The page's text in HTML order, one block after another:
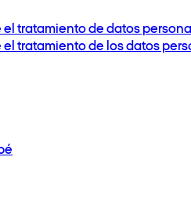
tratamiento de datos
tratamiento de los datos